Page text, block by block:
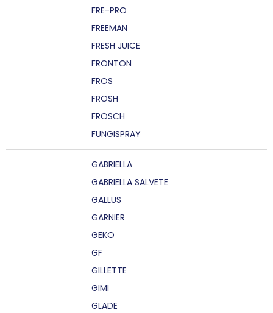
FRE-PRO
FREEMAN
FRESH JUICE
FRONTON
FROS
FROSH
FROSCH
FUNGISPRAY
GABRIELLA
GABRIELLA SALVETE
GALLUS
GARNIER
GEKO
GF
GILLETTE
GIMI
GLADE